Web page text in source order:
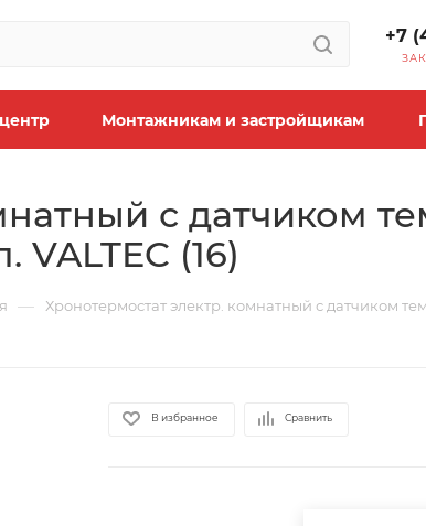
+7
Монтажникам и застройщикам
с датчиком
(16)
— Хронотермостат электр. комнатный с датчиком
В избранное Сравнить